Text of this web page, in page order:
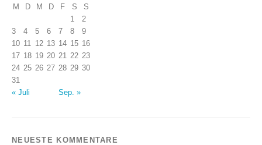
M D M D F S
S
1
2
3
4 5 6 7 8
9
10 11 12 13 14 15 16
17 18 19 20 21 22 23
24 25 26 27 28 29 30
31
« Juli
Sep. »
NEUESTE KOMMENTARE